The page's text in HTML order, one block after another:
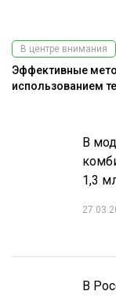
В
1,3
В
В центре внимания
Эффективные
использованием